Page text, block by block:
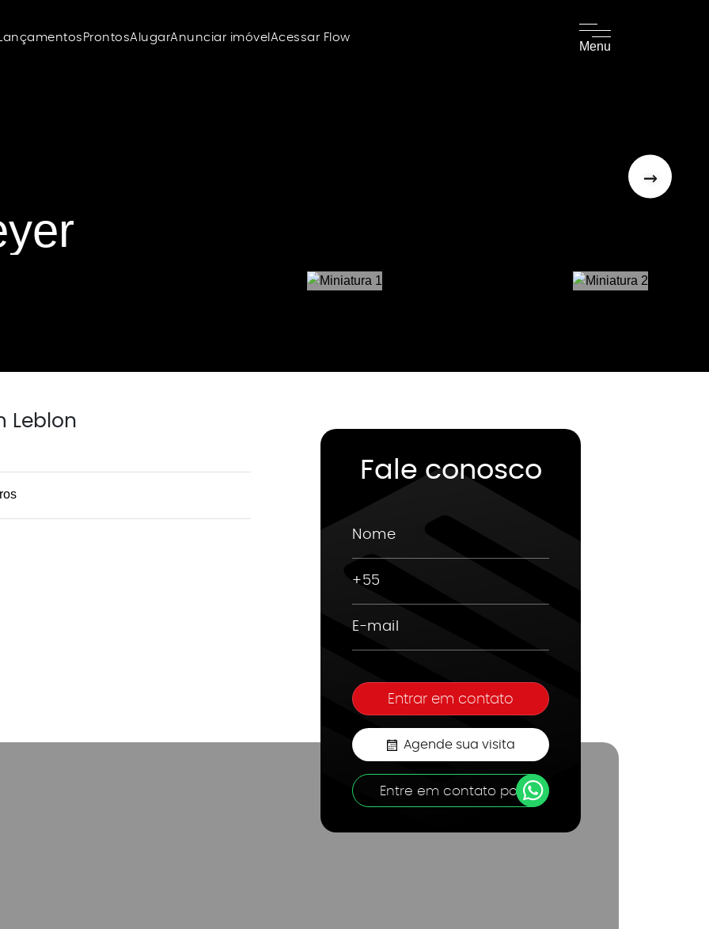
Lançamentos ProntosAlugarAnunciar imóvel Acessar Flow
Menu
→
Leblon
Fale conosco
Agende sua visita
Entre em contato por